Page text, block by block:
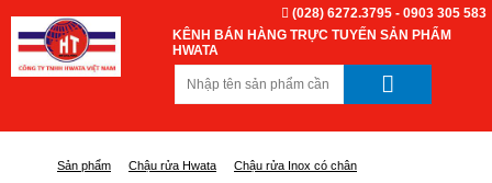
KÊNH BÁN HÀNG TRỰC TUYẾN SẢN PHẨM
HWATA
(028) 6272.3795 - 0903 305 583
Sản phẩm Chậu rửa Hwata Chậu rửa Inox có chân